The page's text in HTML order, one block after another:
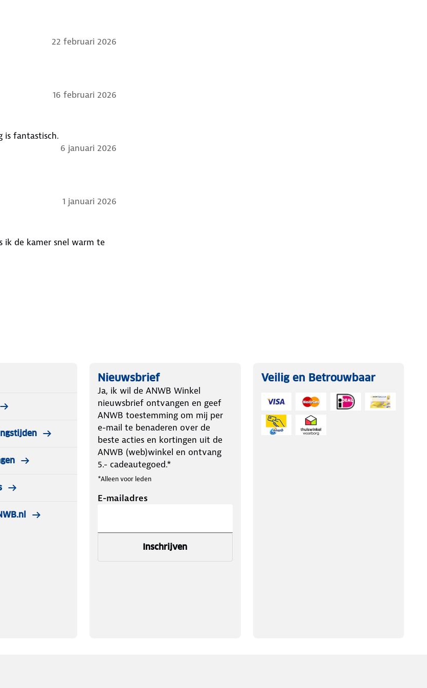
22 februari 2026
16 februari 2026
is fantastisch.
6 januari 2026
1 januari 2026
ik de kamer snel warm te
Nieuwsbrief
Ja, ik wil de ANWB Winkel
nieuwsbrief ontvangen en geef
ANWB toestemming om mij per
e-mail te benaderen over de
beste acties en kortingen uit de
ANWB (web)winkel en ontvang
5.- cadeautegoed.*
*Alleen voor leden
E-mailadres
Inschrijven
Veilig en Betrouwbaar